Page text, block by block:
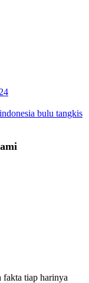
bulu tangkis
fakta tiap harinya